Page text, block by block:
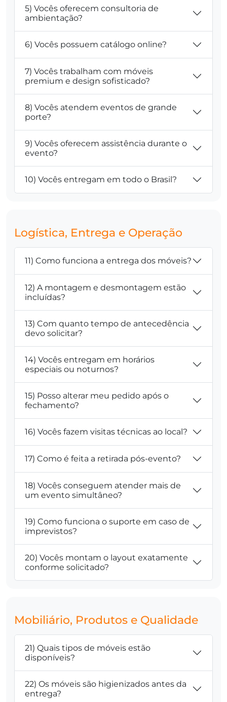
5) Vocês oferecem consultoria de
ambientação?
6) Vocês possuem catálogo online?
7) Vocês trabalham com móveis
premium e design sofisticado?
8) Vocês atendem eventos de grande
porte?
9) Vocês oferecem assistência durante o
evento?
10) Vocês entregam em todo o Brasil?
Logística, Entrega e Operação
11) Como funciona a entrega dos móveis?
12) A montagem e desmontagem estão
incluídas?
13) Com quanto tempo de antecedência
devo solicitar?
14) Vocês entregam em horários
especiais ou noturnos?
15) Posso alterar meu pedido após o
fechamento?
16) Vocês fazem visitas técnicas ao local?
17) Como é feita a retirada pós-evento?
18) Vocês conseguem atender mais de
um evento simultâneo?
19) Como funciona o suporte em caso de
imprevistos?
20) Vocês montam o layout exatamente
conforme solicitado?
Mobiliário, Produtos e Qualidade
21) Quais tipos de móveis estão
disponíveis?
22) Os móveis são higienizados antes da
entrega?